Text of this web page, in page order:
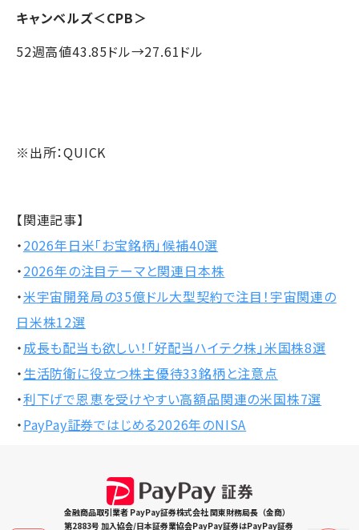
キャンベルズ＜CPB＞
52週高値43.85ドル→27.61ドル
※出所：QUICK
【関連記事】
・2026年日米「お宝銘柄」候補40選
・2026年の注目テーマと関連日本株
・米宇宙開発局の35億ドル大型契約で注目！宇宙関連の
日米株12選
・成長も配当も欲しい！「好配当ハイテク株」米国株8選
・生活防衛に役立つ株主優待33銘柄と注意点
・利下げで恩恵を受けやすい高額品関連の米国株7選
・PayPay証券ではじめる2026年のNISA
金融商品取引業者 PayPay証券株式会社 関東財務局長（金商）
第2883号 加入協会/日本証券業協会PayPay証券はPayPay証券